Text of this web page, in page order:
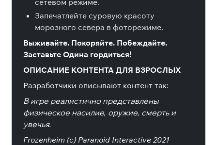
сетевом режиме.
Запечатлейте суровую красоту
морозного севера в фоторежиме.
Выживайте. Покоряйте. Побеждайте.
Заставьте Одина гордиться!
ОПИСАНИЕ КОНТЕНТА ДЛЯ ВЗРОСЛЫХ
Разработчики описывают контент так:
В игре реалистично представлены
физическое насилие, оружие, смерть и
увечья.
Frozenheim (c) Paranoid Interactive 2021